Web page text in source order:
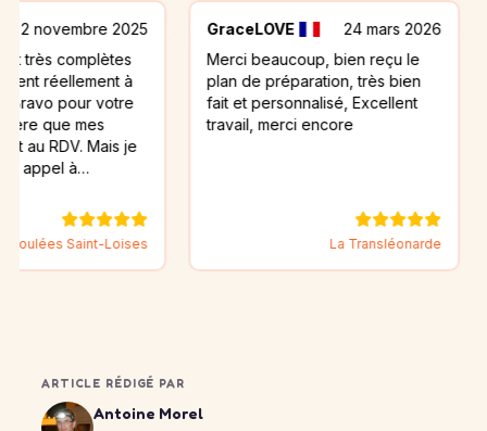
2025
à
votre
mes
Mais je
à…
Saint-Loises
GraceLOVE
24 mars 2026
Merci beaucoup, bien reçu le
plan de préparation, très bien
fait et personnalisé, Excellent
travail, merci encore
La Transléonarde
Toufi
ARTICLE RÉDIGÉ PAR
Antoine Morel